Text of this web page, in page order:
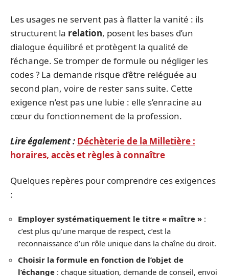
Les usages ne servent pas à flatter la vanité : ils
structurent la relation, posent les bases d’un
dialogue équilibré et protègent la qualité de
l’échange. Se tromper de formule ou négliger les
codes ? La demande risque d’être reléguée au
second plan, voire de rester sans suite. Cette
exigence n’est pas une lubie : elle s’enracine au
cœur du fonctionnement de la profession.
Lire également : Déchèterie de la Milletière :
horaires, accès et règles à connaître
Quelques repères pour comprendre ces exigences
:
Employer systématiquement le titre « maître » :
c’est plus qu’une marque de respect, c’est la
reconnaissance d’un rôle unique dans la chaîne du droit.
Choisir la formule en fonction de l’objet de
l’échange : chaque situation, demande de conseil, envoi